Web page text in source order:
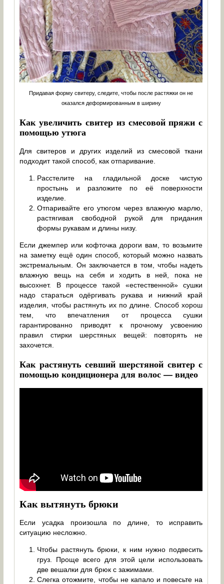
Придавая форму свитеру, следите, чтобы после растяжки он не
оказался деформированным в ширину
Как увеличить свитер из смесовой пряжи с
помощью утюга
Для свитеров и других изделий из смесовой ткани
подходит такой способ, как отпаривание.
Расстелите на гладильной доске чистую
простынь и разложите по её поверхности
изделие.
Отпаривайте его утюгом через влажную марлю,
растягивая свободной рукой для придания
формы рукавам и длины низу.
Если джемпер или кофточка дороги вам, то возьмите
на заметку ещё один способ, который можно назвать
экстремальным. Он заключается в том, чтобы надеть
влажную вещь на себя и ходить в ней, пока не
высохнет. В процессе такой «естественной» сушки
надо стараться одёргивать рукава и нижний край
изделия, чтобы растянуть их по длине. Способ хорош
тем, что впечатления от процесса сушки
гарантированно приводят к прочному усвоению
правил стирки шерстяных вещей: повторять не
захочется.
Как растянуть севший шерстяной свитер с
помощью кондиционера для волос — видео
Как вытянуть брюки
Если усадка произошла по длине, то исправить
ситуацию несложно.
Чтобы растянуть брюки, к ним нужно подвесить
груз. Проще всего для этой цели использовать
две вешалки для брюк с зажимами.
Слегка отожмите, чтобы не капало и повесьте на